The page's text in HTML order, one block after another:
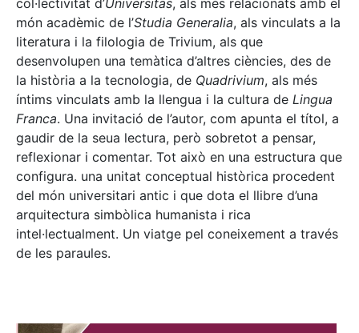
col·lectivitat d’Universitas, als més relacionats amb el
món acadèmic de l’Studia Generalia, als vinculats a la
literatura i la filologia de Trivium, als que
desenvolupen una temàtica d’altres ciències, des de
la història a la tecnologia, de Quadrivium, als més
íntims vinculats amb la llengua i la cultura de Lingua
Franca. Una invitació de l’autor, com apunta el títol, a
gaudir de la seua lectura, però sobretot a pensar,
reflexionar i comentar. Tot això en una estructura que
configura. una unitat conceptual històrica procedent
del món universitari antic i que dota el llibre d’una
arquitectura simbòlica humanista i rica
intel·lectualment. Un viatge pel coneixement a través
de les paraules.